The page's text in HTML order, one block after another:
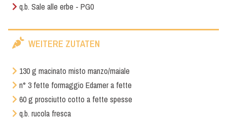
q.b. Sale alle erbe - PG0
WEITERE ZUTATEN
130 g macinato misto manzo/maiale
n° 3 fette formaggio Edamer a fette
60 g prosciutto cotto a fette spesse
q.b. rucola fresca